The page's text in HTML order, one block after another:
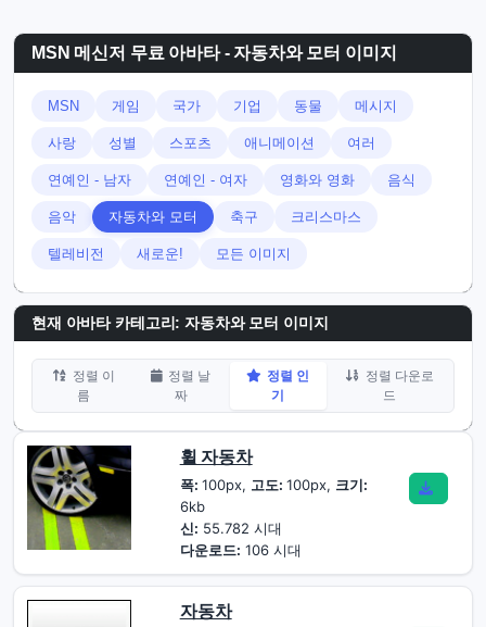
MSN 메신저 무료 아바타 - 자동차와 모터 이미지
MSN 게임 국가 기업 동물 메시지
사랑 성별 스포츠 애니메이션 여러
연예인 - 남자 연예인 - 여자 영화와 영화 음식
음악 자동차와 모터 축구 크리스마스
텔레비전 새로운! 모든 이미지
현재 아바타 카테고리: 자동차와 모터 이미지
정렬 이
름
정렬 날
짜
정렬 인
기
정렬 다운로
드
휠 자동차
폭: 100px, 고도: 100px, 크기:
6kb
신: 55.782 시대
다운로드: 106 시대
자동차